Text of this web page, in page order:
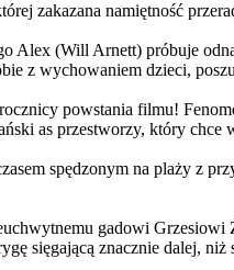
zakazana namiętność
Alex (Will Arnett) próbuje
z wychowaniem dzieci,
powstania filmu!
as przestworzy, który chce
spędzonym na plaży z
gadowi
sięgającą znacznie dalej,